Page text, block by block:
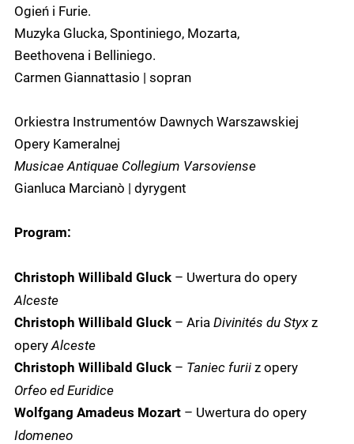
Ogień i Furie.
Muzyka Glucka, Spontiniego, Mozarta,
Beethovena i Belliniego.
Carmen Giannattasio | sopran
Orkiestra Instrumentów Dawnych Warszawskiej
Opery Kameralnej
Musicae Antiquae Collegium Varsoviense
Gianluca Marcianò | dyrygent
Program:
Christoph Willibald Gluck – Uwertura do opery
Alceste
Christoph Willibald Gluck – Aria Divinités du Styxz
operyAlceste
Christoph Willibald Gluck – Taniec furiiz opery
Orfeo ed Euridice
Wolfgang Amadeus Mozart – Uwertura do opery
Idomeneo